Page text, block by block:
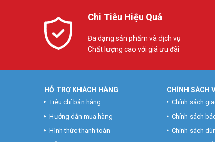
Chi Tiêu Hiệu Quả
Đa dạng sản phẩm và dịch vụ
Chất lượng cao với giá ưu đãi
HỖ TRỢ KHÁCH HÀNG
Tiêu chí bán hàng
Hướng dẫn mua hàng
Hình thức thanh toán
CHÍNH SÁCH
Chính sách
Chính sách
Chính sách